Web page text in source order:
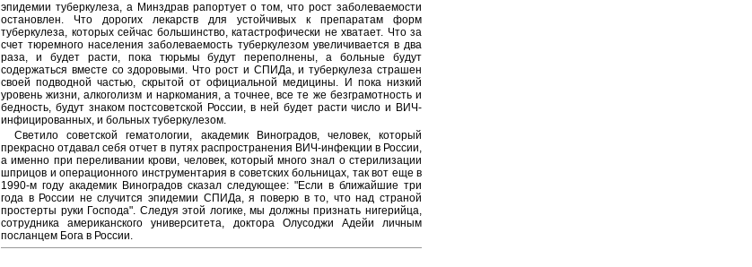
эпидемии туберкулеза, а Минздрав рапортует о том, что рост заболеваемости
остановлен. Что дорогих лекарств для устойчивых к препаратам форм
туберкулеза, которых сейчас большинство, катастрофически не хватает. Что за
счет тюремного населения заболеваемость туберкулезом увеличивается в два
раза, и будет расти, пока тюрьмы будут переполнены, а больные будут
содержаться вместе со здоровыми. Что рост и СПИДа, и туберкулеза страшен
своей подводной частью, скрытой от официальной медицины. И пока низкий
уровень жизни, алкоголизм и наркомания, а точнее, все те же безграмотность и
бедность, будут знаком постсоветской России, в ней будет расти число и ВИЧ-
инфицированных, и больных туберкулезом.
Светило советской гематологии, академик Виноградов, человек, который
прекрасно отдавал себя отчет в путях распространения ВИЧ-инфекции в России,
а именно при переливании крови, человек, который много знал о стерилизации
шприцов и операционного инструментария в советских больницах, так вот еще в
1990-м году академик Виноградов сказал следующее: "Если в ближайшие три
года в России не случится эпидемии СПИДа, я поверю в то, что над страной
простерты руки Господа". Следуя этой логике, мы должны признать нигерийца,
сотрудника американского университета, доктора Олусоджи Адейи личным
посланцем Бога в России.